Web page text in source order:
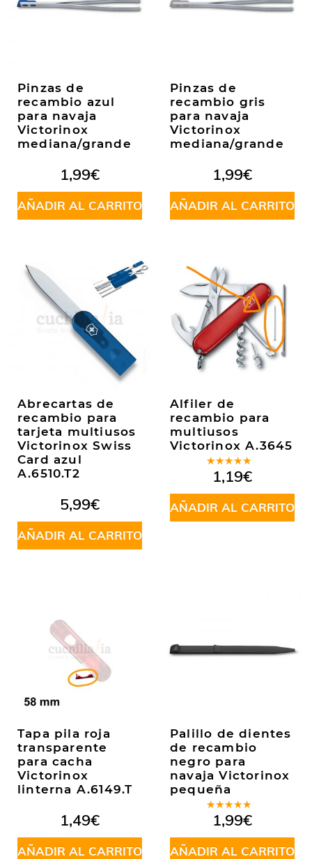
Pinzas de
recambio azul
para navaja
Victorinox
mediana/grande
1,99€
AÑADIR AL CARRITO
Pinzas de
recambio gris
para navaja
Victorinox
mediana/grande
1,99€
AÑADIR AL CARRITO
Abrecartas de
recambio para
tarjeta multiusos
Victorinox Swiss
Card azul
A.6510.T2
5,99€
AÑADIR AL CARRITO
Alfiler de
recambio para
multiusos
Victorinox A.3645
Valorado
en5.00de
5
1,19€
AÑADIR AL CARRITO
Tapa pila roja
transparente
para cacha
Victorinox
linterna A.6149.T
1,49€
AÑADIR AL CARRITO
Palillo de dientes
de recambio
negro para
navaja Victorinox
pequeña
Valorado
en5.00de
5
1,99€
AÑADIR AL CARRITO